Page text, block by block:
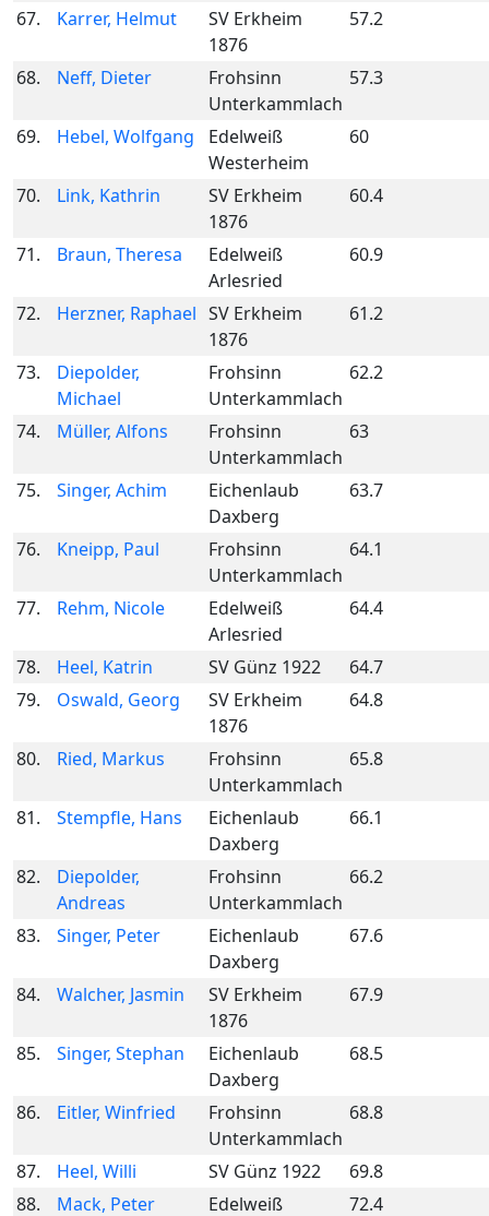
67. Karrer, Helmut
SV Erkheim
1876
57.2
68. Neff, Dieter
Frohsinn
Unterkammlach
57.3
69. Hebel, Wolfgang
Edelweiß
Westerheim
60
70. Link, Kathrin
SV Erkheim
1876
60.4
71. Braun, Theresa
Edelweiß
Arlesried
60.9
72. Herzner, Raphael SV Erkheim
1876
61.2
73.
Diepolder,
Michael
Frohsinn
Unterkammlach
62.2
74. Müller, Alfons
Frohsinn
Unterkammlach
63
75. Singer, Achim
Eichenlaub
Daxberg
63.7
76. Kneipp, Paul
Frohsinn
Unterkammlach
64.1
77. Rehm, Nicole
Edelweiß
Arlesried
64.4
78. Heel, Katrin SV Günz 1922
64.7
79.
Oswald, Georg
SV Erkheim
1876
64.8
80. Ried, Markus
Frohsinn
Unterkammlach
65.8
81. Stempfle, Hans
Eichenlaub
Daxberg
66.1
82.
Diepolder,
Andreas
Frohsinn
Unterkammlach
66.2
83. Singer, Peter
Eichenlaub
Daxberg
67.6
84. Walcher, Jasmin
SV Erkheim
1876
67.9
85. Singer, Stephan
Eichenlaub
Daxberg
68.5
86. Eitler, Winfried
Frohsinn
Unterkammlach
68.8
87. Heel, Willi SV Günz 1922
69.8
88.
Mack, Peter
Edelweiß
72.4